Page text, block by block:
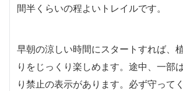
間半くらいの程よいトレイルです。
早朝の涼しい時間にスタートすれば、
りをじっくり楽しめます。途中、一部
り禁止の表示があります。必ず守ってく